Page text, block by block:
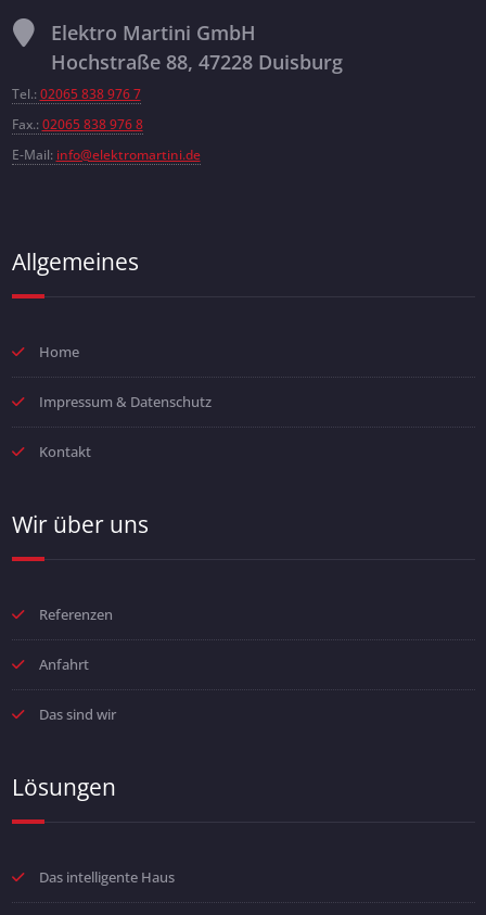
Elektro Martini GmbH
Hochstraße 88, 47228 Duisburg
Tel.: 02065 838 976 7
Fax.: 02065 838 976 8
E-Mail: info@elektromartini.de
Allgemeines
Home
Impressum & Datenschutz
Kontakt
Wir über uns
Referenzen
Anfahrt
Das sind wir
Lösungen
Das intelligente Haus